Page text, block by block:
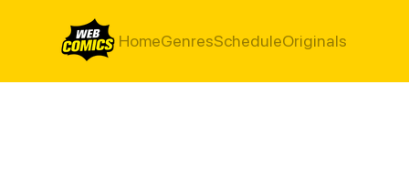
HomeGenresScheduleOriginals